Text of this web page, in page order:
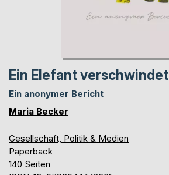
Ein Elefant verschwindet
Ein anonymer Bericht
Maria Becker
Gesellschaft, Politik & Medien
Paperback
140 Seiten